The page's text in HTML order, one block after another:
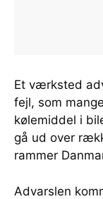
Et værksted
fejl, som
kølemiddel i
gå ud over
rammer
Advarslen